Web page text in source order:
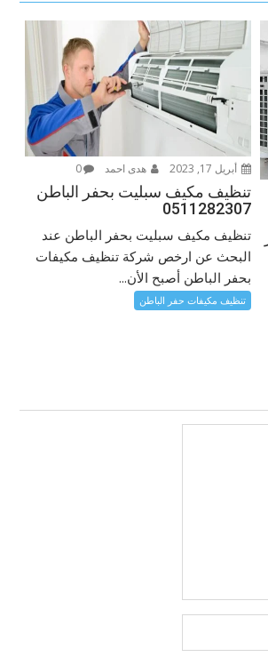
أبريل 17, 2023 هدى احمد 0
تنظيف مكيف سبليت بحفر الباطن
0511282307
تنظيف مكيف سبليت بحفر الباطن عند
البحث عن ارخص شركة تنظيف مكيفات
بحفر الباطن أصبح الأن...
تنظيف مكيفات حفر الباطن